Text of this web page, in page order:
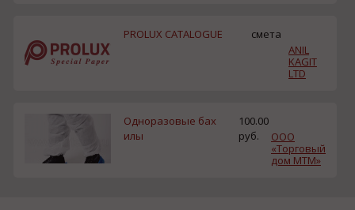
PROLUX CATALOGUE
смета
ANIL
KAGIT
LTD
Одноразовые бах
илы
100.00
руб.
ООО
«Торговый
дом МТМ»